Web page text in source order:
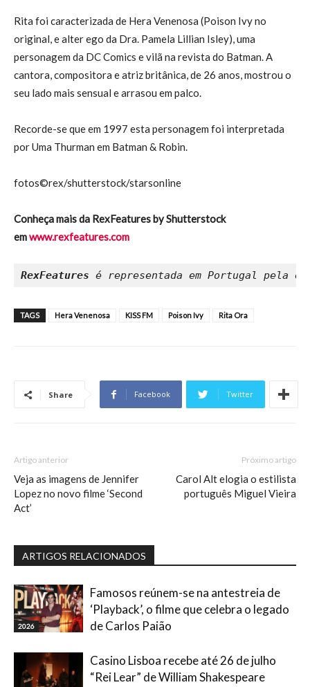
Rita foi caracterizada de Hera Venenosa (Poison Ivy no
original, e alter ego da Dra. Pamela Lillian Isley), uma
personagem da DC Comics e vilã na revista do Batman. A
cantora, compositora e atriz britânica, de 26 anos, mostrou o
seu lado mais sensual e arrasou em palco.
Recorde-se que em 1997 esta personagem foi interpretada
por Uma Thurman em Batman & Robin.
fotos©rex/shutterstock/starsonline
Conheça mais da RexFeatures by Shutterstock
emwww.rexfeatures.com
RexFeatures é representada em Portugal pela
TAGS Hera Venenosa KISS FM Poison Ivy Rita Ora
Share Facebook Twitter
Artigo anterior
Veja as imagens de Jennifer
Lopez no novo filme ‘Second
Act’
Próximo artigo
Carol Alt elogia o estilista
português Miguel Vieira
ARTIGOS RELACIONADOS
2026
Famosos reúnem-se na antestreia de
‘Playback’, o filme que celebra o legado
de Carlos Paião
Casino Lisboa recebe até 26 de julho
“Rei Lear” de William Shakespeare